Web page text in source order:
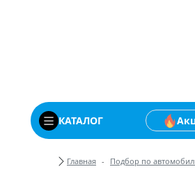
Купить
КАТАЛОГ
Хлебные
Главная Подбор по